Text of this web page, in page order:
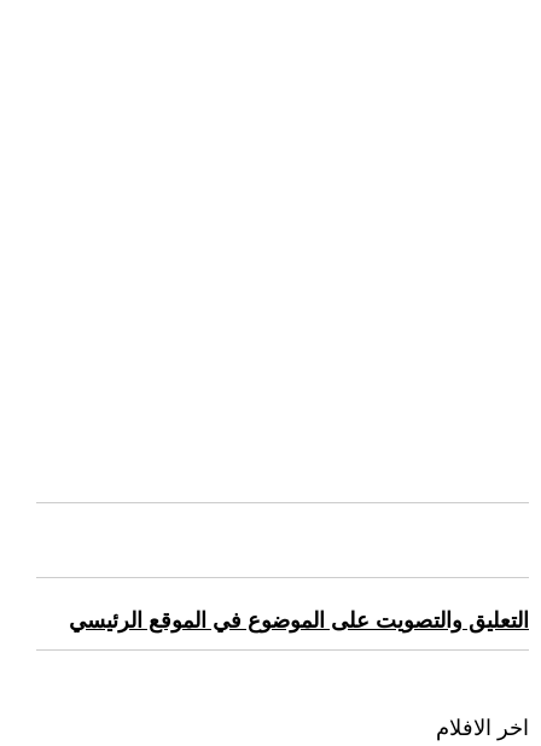
التعليق والتصويت على الموضوع في الموقع الرئيسي
اخر الافلام